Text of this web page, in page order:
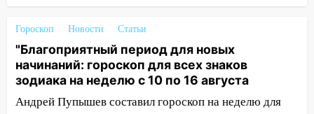
11:55
Соцсети: светофор упал на
машину во время сильного ливня в
Ульяновске
11:00 В Ульяновской области люди в
СНТ сидят без света
Гороскоп Новости Статьи
"Благоприятный период для новых
начинаний: гороскоп для всех знаков
зодиака на неделю с 10 по 16 августа
Андрей Пупышев составил гороскоп на неделю для